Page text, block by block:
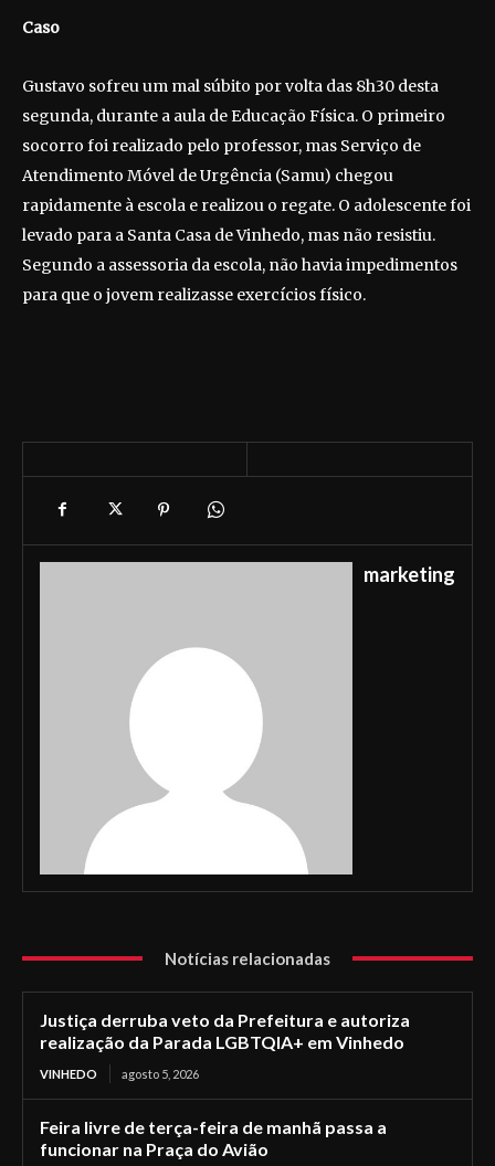
Caso
Gustavo sofreu um mal súbito por volta das 8h30 desta
segunda, durante a aula de Educação Física. O primeiro
socorro foi realizado pelo professor, mas Serviço de
Atendimento Móvel de Urgência (Samu) chegou
rapidamente à escola e realizou o regate. O adolescente foi
levado para a Santa Casa de Vinhedo, mas não resistiu.
Segundo a assessoria da escola, não havia impedimentos
para que o jovem realizasse exercícios físico.
marketing
Notícias relacionadas
Justiça derruba veto da Prefeitura e autoriza
realização da Parada LGBTQIA+ em Vinhedo
VINHEDO agosto 5, 2026
Feira livre de terça-feira de manhã passa a
funcionar na Praça do Avião